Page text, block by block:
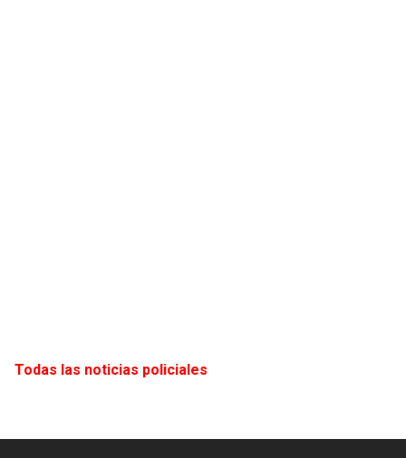
Todas las noticias policiales